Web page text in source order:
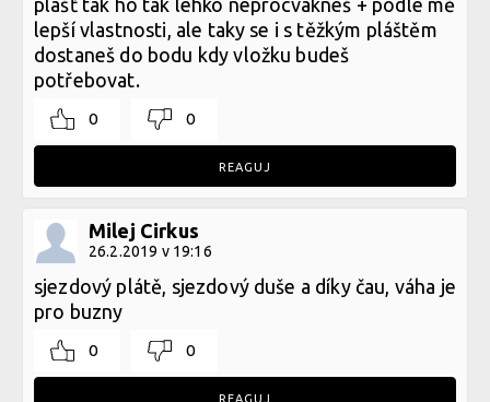
plášť tak ho tak lehko neprocvakneš + podle mě
lepší vlastnosti, ale taky se i s těžkým pláštěm
dostaneš do bodu kdy vložku budeš
potřebovat.
0 0
REAGUJ
Milej Cirkus
26.2.2019 v 19:16
sjezdový plátě, sjezdový duše a díky čau, váha je
pro buzny
0 0
REAGUJ